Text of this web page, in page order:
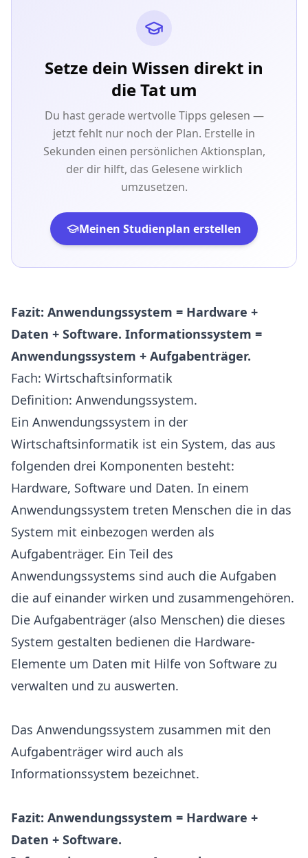
Setze dein Wissen direkt in
die Tat um
Du hast gerade wertvolle Tipps gelesen —
jetzt fehlt nur noch der Plan. Erstelle in
Sekunden einen persönlichen Aktionsplan,
der dir hilft, das Gelesene wirklich
umzusetzen.
Meinen Studienplan erstellen
Fazit: Anwendungssystem = Hardware +
Daten + Software. Informationssystem =
Anwendungssystem + Aufgabenträger.
Fach: Wirtschaftsinformatik
Definition: Anwendungssystem.
Ein Anwendungssystem in der
Wirtschaftsinformatik ist ein System, das aus
folgenden drei Komponenten besteht:
Hardware, Software und Daten. In einem
Anwendungssystem treten Menschen die in das
System mit einbezogen werden als
Aufgabenträger. Ein Teil des
Anwendungssystems sind auch die Aufgaben
die auf einander wirken und zusammengehören.
Die Aufgabenträger (also Menschen) die dieses
System gestalten bedienen die Hardware-
Elemente um Daten mit Hilfe von Software zu
verwalten und zu auswerten.
Das Anwendungssystem zusammen mit den
Aufgabenträger wird auch als
Informationssystem bezeichnet.
Fazit: Anwendungssystem = Hardware +
Daten + Software.